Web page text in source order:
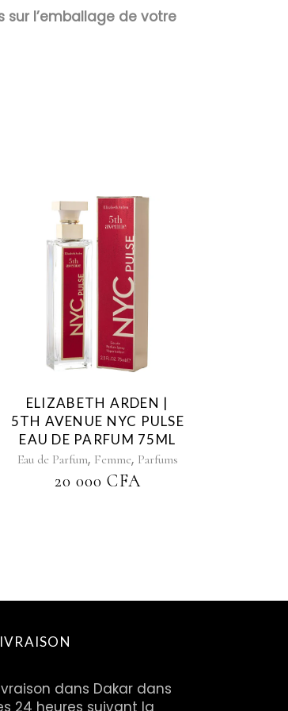
sur l’emballage de votre
ELIZABETH ARDEN |
5TH AVENUE NYC PULSE
EAU DE PARFUM 75ML
Eau de Parfum, Femme, Parfums
20 000CFA
dans Dakar dans
24 heures suivant la